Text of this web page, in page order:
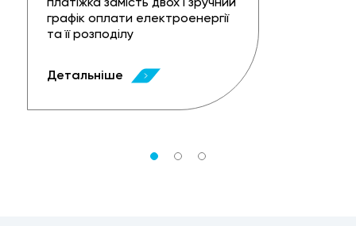
платіжка замість двох і зручний
графік оплати електроенергії
та її розподілу
Детальніше